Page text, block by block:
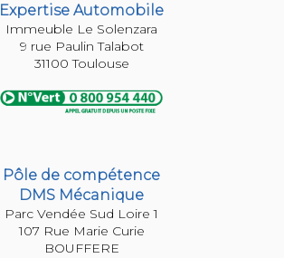
Expertise Automobile
Immeuble Le Solenzara
9 rue Paulin Talabot
Pôle de compétence
DMS Mécanique
Parc Vendée Sud Loire 1
107 Rue Marie Curie
BOUFFERE